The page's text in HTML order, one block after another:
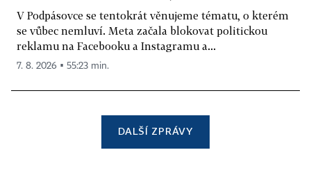
V Podpásovce se tentokrát věnujeme tématu, o kterém
se vůbec nemluví. Meta začala blokovat politickou
reklamu na Facebooku a Instagramu a...
7. 8. 2026 ▪ 55:23 min.
DALŠÍ ZPRÁVY